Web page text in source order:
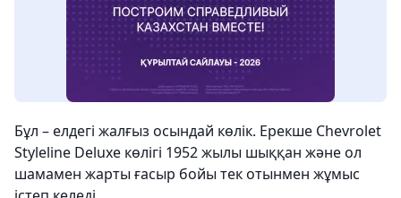
Бұл – елдегі жалғыз осындай көлік. Ерекше Chevrolet
Styleline Deluxe көлігі 1952 жылы шыққан және ол
шамамен жарты ғасыр бойы тек отынмен жұмыс